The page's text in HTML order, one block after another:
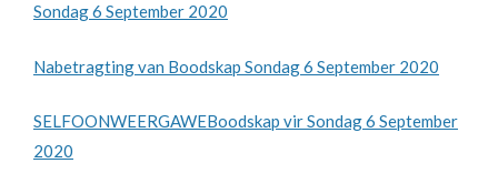
Sondag 6 September 2020
Nabetragting van Boodskap Sondag 6 September 2020
SELFOONWEERGAWEBoodskap vir Sondag 6 September
2020